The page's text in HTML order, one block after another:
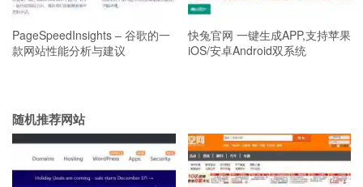
PageSpeedInsights – 谷歌的一
款网站性能分析与建议
快兔官网 一键生成APP,支持苹果
iOS/安卓Android双系统
随机推荐网站